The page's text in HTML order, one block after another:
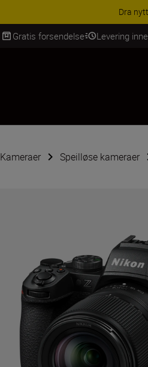
Dra nytte av
Gratis forsendelse Levering
Kameraer Speilløse kameraer